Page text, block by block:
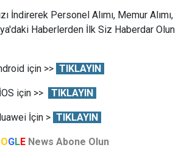
İndirerek Personel Alımı, Memur Alımı,
Haberlerden İlk Siz Haberdar Olun
için >> TIKLAYIN
İOS için >> TIKLAYIN
İçin > TIKLAYIN
OGLE News Abone Olun